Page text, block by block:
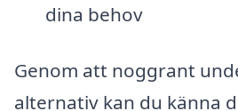
dina behov
Genom att noggrant
alternativ kan du känna